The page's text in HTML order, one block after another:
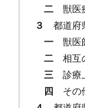
二 獣医
３ 都道府
一 獣医
二 相互
三 診療
四 その